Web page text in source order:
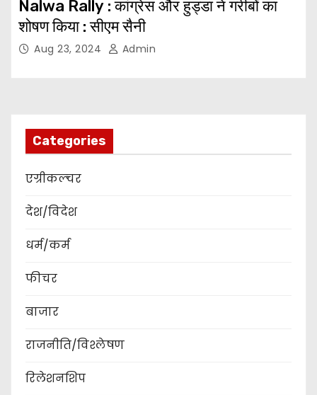
Nalwa Rally : कांग्रेस और हुड्डा ने गरीबों का
शोषण किया : सीएम सैनी
Aug 23, 2024 Admin
Categories
एग्रीकल्चर
देश/विदेश
धर्म/कर्म
फीचर
बाजार
राजनीति/विश्लेषण
रिलेशनशिप